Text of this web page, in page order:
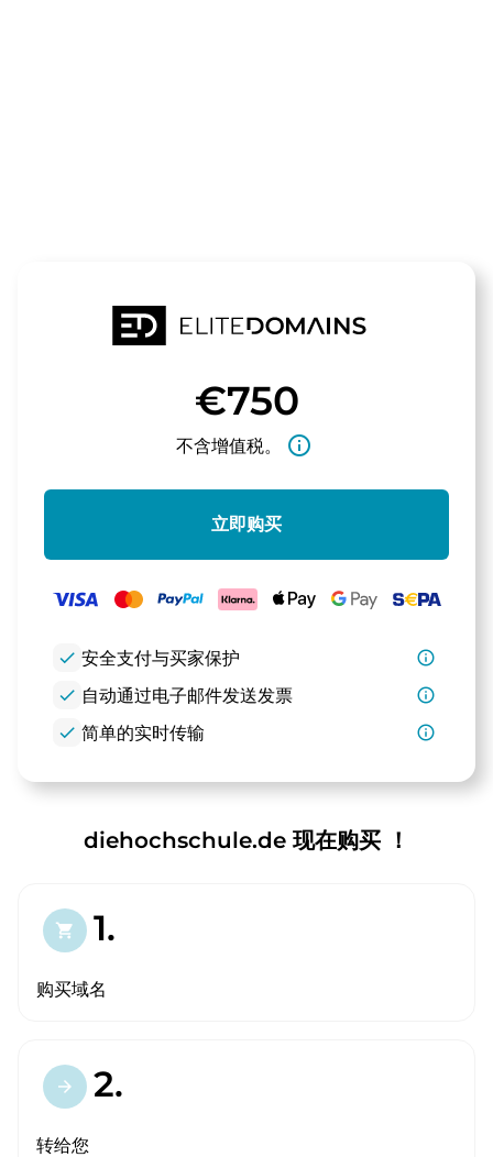
€750
不含增值税。 info_outline
立即购买
check 安全支付与买家保护
info_outline
check 自动通过电子邮件发送发票
info_outline
check 简单的实时传输 info_outline
diehochschule.de 现在购买 ！
shopping_cart 1.
购买域名
arrow_forward 2.
转给您